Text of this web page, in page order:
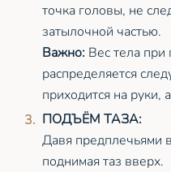
точка головы, не
затылочной частью.
Важно: Вес тела
распределяется
приходится на руки,
ПОДЪЁМ ТАЗА:
Давя предплечьями
поднимая таз вверх.